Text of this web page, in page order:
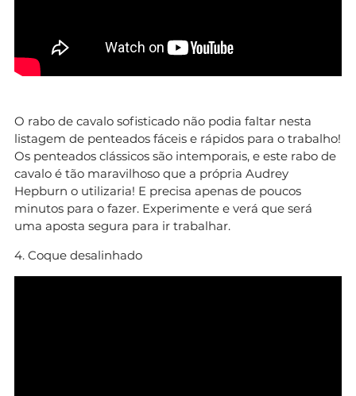
O rabo de cavalo sofisticado não podia faltar nesta
listagem de penteados fáceis e rápidos para o trabalho!
Os penteados clássicos são intemporais, e este rabo de
cavalo é tão maravilhoso que a própria Audrey
Hepburn o utilizaria! E precisa apenas de poucos
minutos para o fazer. Experimente e verá que será
uma aposta segura para ir trabalhar.
4. Coque desalinhado